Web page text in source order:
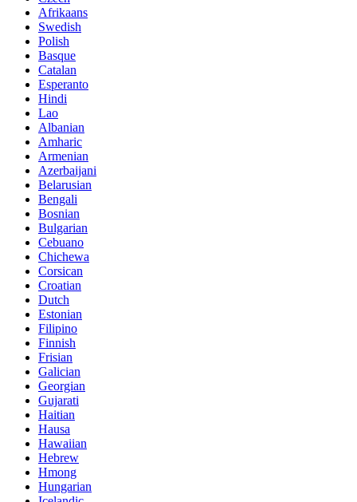
Afrikaans
Swedish
Polish
Basque
Catalan
Esperanto
Hindi
Lao
Albanian
Amharic
Armenian
Azerbaijani
Belarusian
Bengali
Bosnian
Bulgarian
Cebuano
Chichewa
Corsican
Croatian
Dutch
Estonian
Filipino
Finnish
Frisian
Galician
Georgian
Gujarati
Haitian
Hausa
Hawaiian
Hebrew
Hmong
Hungarian